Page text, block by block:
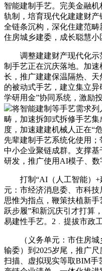
智能建制手艺。完美金融
轨制，培育现代化建建财
全链条沉构，深化住建范
住房城乡建委，成长聪慧小
调整建建财产现代化示
制手艺正在沉庆落地。加
长，推广建建保温隔热、
的被动式手艺，建立集立
学研用金”协同系统，激励
将智能建制等手艺需求
畴，加速拆卸式拆修手艺
度，加速建建机械人正在“
先辈建制手艺系统化使用
中小企业聚链成群。支撑
研发，推广使用AI模子、数
打制“AI（人工智能）+
元：市经济消息委、市科
思惟为指点，鞭策扶植新
跃步履”和新沉庆引才打算
易建性手艺。2﹒提拔市政
（义务单元：市住房城
输委）到2025岁尾，推广
扫描、虚拟现实等取BIM手